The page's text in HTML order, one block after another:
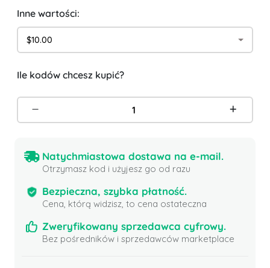
Inne wartości:
$10.00
Ile kodów chcesz kupić?
Natychmiastowa dostawa na e-mail.
Otrzymasz kod i użyjesz go od razu
Bezpieczna, szybka płatność.
Cena, którą widzisz, to cena ostateczna
Zweryfikowany sprzedawca cyfrowy.
Bez pośredników i sprzedawców marketplace